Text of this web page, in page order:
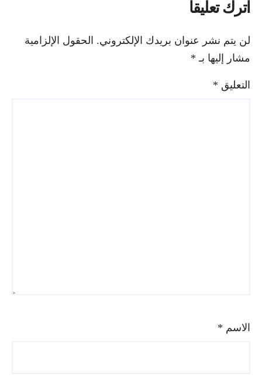
اترك تعليقاً
لن يتم نشر عنوان بريدك الإلكتروني. الحقول الإلزامية
مشار إليها بـ *
التعليق*
الاسم*